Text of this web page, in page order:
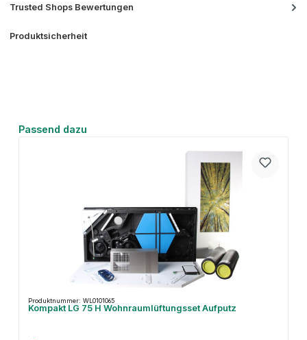
Trusted Shops Bewertungen
Produktsicherheit
Produktgalerie überspringen
Passend dazu
Produktnummer: WL0101065
Kompakt LG 75 H Wohnraumlüftungsset Aufputz